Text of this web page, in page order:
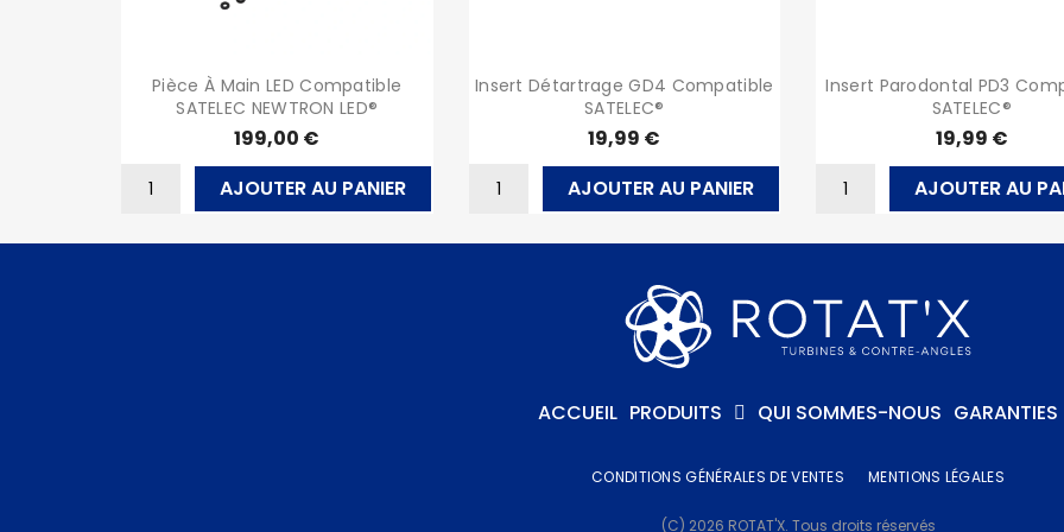
Pièce À Main LED Compatible
SATELEC NEWTRON LED®
199,00 €
AJOUTER AU PANIER
Insert Détartrage GD4 Compatible
SATELEC®
19,99 €
AJOUTER AU PANIER
Insert Parodontal PD3
SATELEC®
19,99 €
AJOUTER AU
ACCUEIL PRODUITS QUI SOMMES-NOUS GARANTIES
MENTIONS LÉGALES
CONDITIONS GÉNÉRALES DE VENTES
(C) 2026 ROTAT'X. Tous droits réservés